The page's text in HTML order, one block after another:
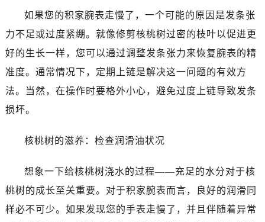
如果您的积家腕表走慢了，一个可能的原因是发条张
力不足或过度紧绷。就像修剪核桃树过密的枝叶以促进更
好的生长一样，您可以通过调整发条张力来恢复腕表的精
准度。通常情况下，定期上链是解决这一问题的有效方
法。当然，在操作时要格外小心，避免过度上链导致发条
损坏。
核桃树的滋养：检查润滑油状况
想象一下给核桃树浇水的过程——充足的水分对于核
桃树的成长至关重要。对于积家腕表而言，良好的润滑同
样必不可少。如果发现您的手表走慢了，并且伴随着异常